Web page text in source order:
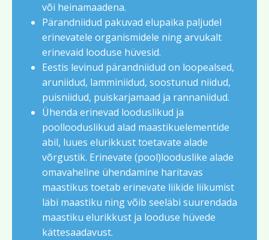
või heinamaadena.
Pärandniidud pakuvad elupaika paljudel
erinevatele organismidele ning arvukalt
erinevaid looduse hüvesid.
Eestis levinud pärandniidud on loopealsed,
aruniidud, lamminiidud, soostunud niidud,
puisniidud, puiskarjamaad ja rannaniidud.
Ühenda erinevad looduslikud ja
poollooduslikud alad maastikuelementide
abil, luues elurikkust toetavate alade
võrgustik. Erinevate (pool)looduslike alade
omavaheline ühendamine haritavas
maastikus toetab erinevate liikide liikumist
läbi maastiku ning võib seeläbi suurendada
maastiku elurikkust ja looduse hüvede
kättesaadavust.